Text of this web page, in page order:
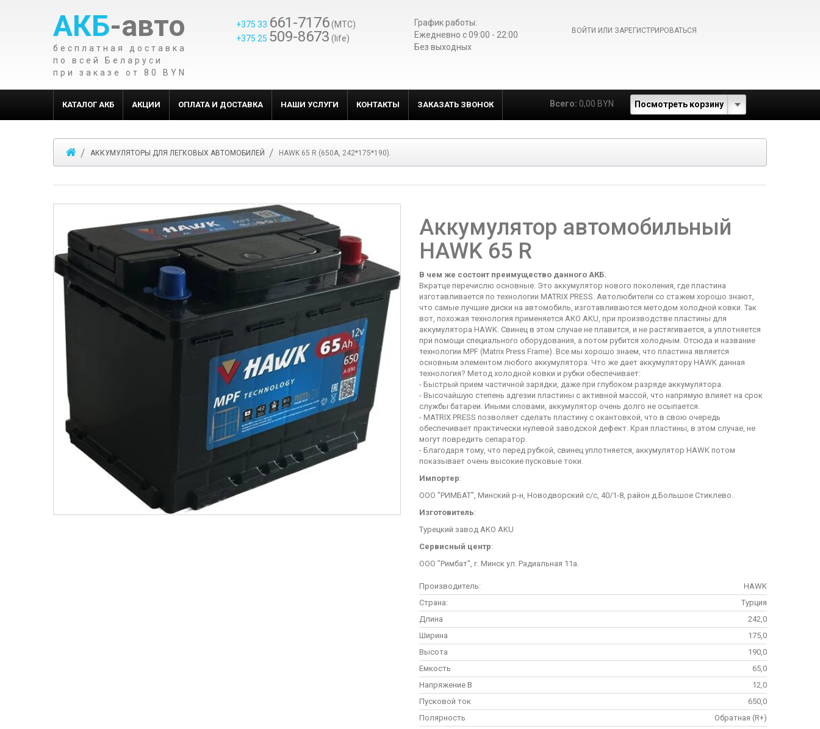
АКБ-авто
бесплатная доставка
по всей Беларуси
при заказе от 80 BYN
+375 33 661-7176(МТС)
+375 25 509-8673 (life)
График работы:
Ежедневно c 09:00 - 22:00
Без выходных
ВОЙТИ ИЛИ ЗАРЕГИСТРИРОВАТЬСЯ
КАТАЛОГ АКБ АКЦИИ ОПЛАТА И ДОСТАВКА НАШИ УСЛУГИ КОНТАКТЫ ЗАКАЗАТЬ ЗВОНОК Всего: 0,00 BYN Посмотреть корзину
АККУМУЛЯТОРЫ ДЛЯ ЛЕГКОВЫХ АВТОМОБИЛЕЙ HAWK 65 R (650A, 242*175*190).
Аккумулятор автомобильный
HAWK 65 R
В чем же состоит преимущество данного АКБ.
Вкратце перечислю основные. Это аккумулятор нового поколения, где пластина
изготавливается по технологии MATRIX PRESS. Автолюбители со стажем хорошо знают,
что самые лучшие диски на автомобиль, изготавливаются методом холодной ковки. Так
вот, похожая технология применяется АКО AKU, при производстве пластины для
аккумулятора HAWK. Свинец в этом случае не плавится, и не растягивается, а уплотняется
при помощи специального оборудования, а потом рубится холодным. Отсюда и название
технологии MPF (Matrix Press Frame). Все мы хорошо знаем, что пластина является
основным элементом любого аккумулятора. Что же дает аккумулятору HAWK данная
технология? Метод холодной ковки и рубки обеспечивает:
- Быстрый прием частичной зарядки, даже при глубоком разряде аккумулятора.
- Высочайшую степень адгезии пластины с активной массой, что напрямую влияет на срок
службы батареи. Иными словами, аккумулятор очень долго не осыпается.
- MATRIX PRESS позволяет сделать пластину с окантовкой, что в свою очередь
обеспечивает практически нулевой заводской дефект. Края пластины, в этом случае, не
могут повредить сепаратор.
- Благодаря тому, что перед рубкой, свинец уплотняется, аккумулятор HAWK потом
показывает очень высокие пусковые токи.
Импортер:
ООО "РИМБАТ", Минский р-н, Новодворский с/с, 40/1-8, район д.Большое Стиклево.
Изготовитель:
Турецкий завод AKO AKU
Сервисный центр:
ООО "Римбат", г. Минск ул. Радиальная 11а.
Производитель:
HAWK
Страна:
Турция
Длина
242,0
Ширина
175,0
Высота
190,0
Емкость
65,0
Напряжение В
12,0
Пусковой ток
650,0
Полярность
Обратная (R+)